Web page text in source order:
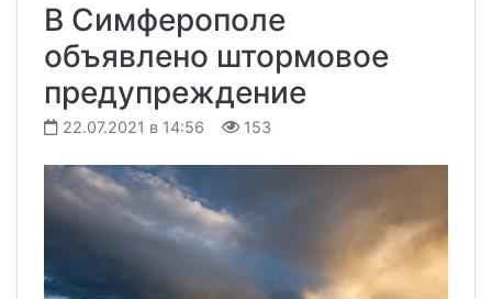
В Симферополе
объявлено штормовое
предупреждение
22.07.2021 в 14:56 153